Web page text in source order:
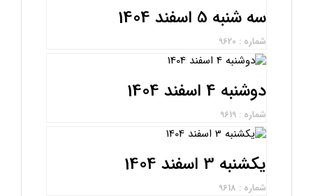
سه شنبه 5 اسفند 1404
شماره : 9620
دوشنبه 4 اسفند 1404
شماره : 9619
یکشنبه 3 اسفند 1404
شماره : 9618